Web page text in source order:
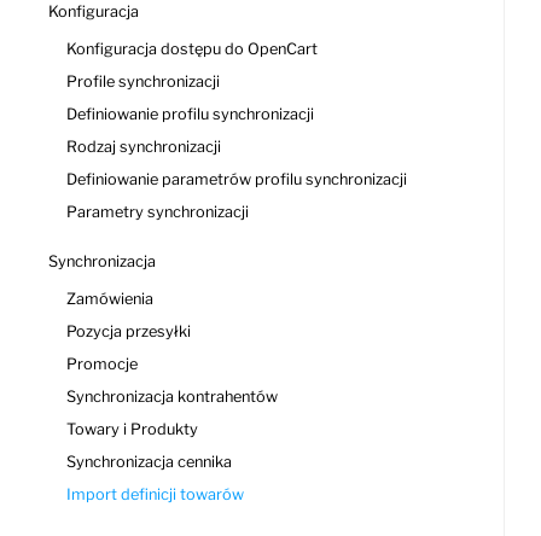
Konfiguracja
Konfiguracja dostępu do OpenCart
Profile synchronizacji
Definiowanie profilu synchronizacji
Rodzaj synchronizacji
Definiowanie parametrów profilu synchronizacji
Parametry synchronizacji
Synchronizacja
Zamówienia
Pozycja przesyłki
Promocje
Synchronizacja kontrahentów
Towary i Produkty
Synchronizacja cennika
Import definicji towarów